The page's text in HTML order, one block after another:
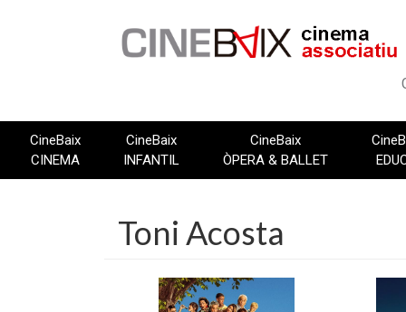
CineBaix
CINEMA
CineBaix
INFANTIL
CineBaix
ÒPERA & BALLET
Toni Acosta